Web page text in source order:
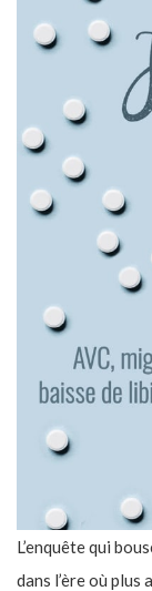
L’enquête qui
dans l’ère où plus